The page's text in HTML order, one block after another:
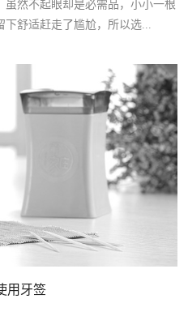
然不起眼却是必需品，小小一根
下舒适赶走了尴尬，所以选...
用牙签